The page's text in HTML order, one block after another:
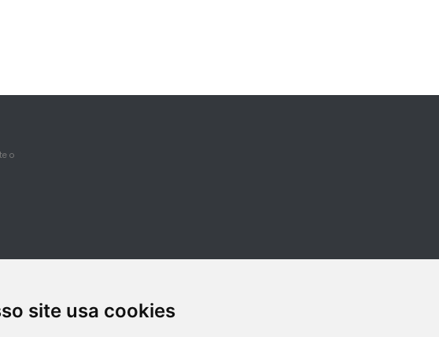
site usa cookies
o